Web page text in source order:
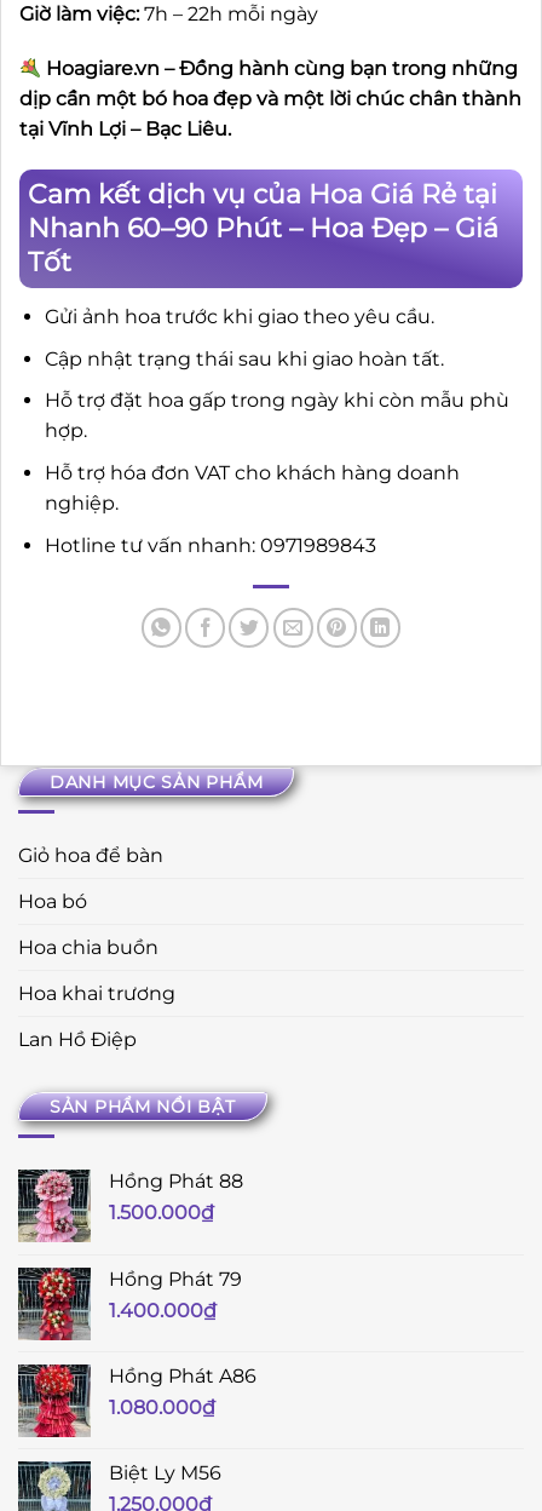
DANH MỤC SẢN PHẨM
Giỏ hoa để bàn
Hoa bó
Hoa chia buồn
Hoa khai trương
Lan Hồ Điệp
SẢN PHẨM NỔI BẬT
Hồng Phát 88
1.500.000₫
Hồng Phát 79
1.400.000₫
Hồng Phát A86
1.080.000₫
Biệt Ly M56
1.250.000₫
Giờ làm việc:7h – 22h mỗi ngày
Hoagiare.vn – Đồng hành cùng bạn trong những
dịp cần một bó hoa đẹp và một lời chúc chân thành
tại Vĩnh Lợi – Bạc Liêu.
Cam kết dịch vụ của Hoa Giá Rẻ tại
Nhanh 60–90 Phút – Hoa Đẹp – Giá
Tốt
Gửi ảnh hoa trước khi giao theo yêu cầu.
Cập nhật trạng thái sau khi giao hoàn tất.
Hỗ trợ đặt hoa gấp trong ngày khi còn mẫu phù
hợp.
Hỗ trợ hóa đơn VAT cho khách hàng doanh
nghiệp.
Hotline tư vấn nhanh: 0971989843